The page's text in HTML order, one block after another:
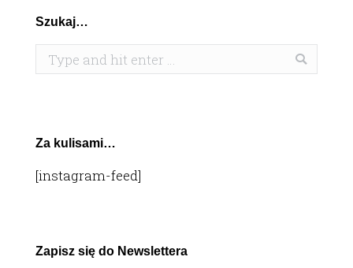
Szukaj…
Search:
Za kulisami…
[instagram-feed]
Zapisz się do Newslettera